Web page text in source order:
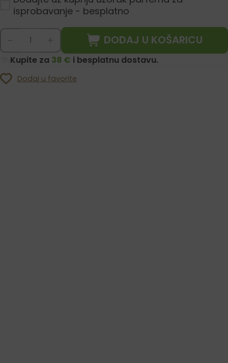
isprobavanje - besplatno
DODAJ U KOŠARICU
Kupite za 38 € i besplatnu dostavu.
Dodaj u favorite